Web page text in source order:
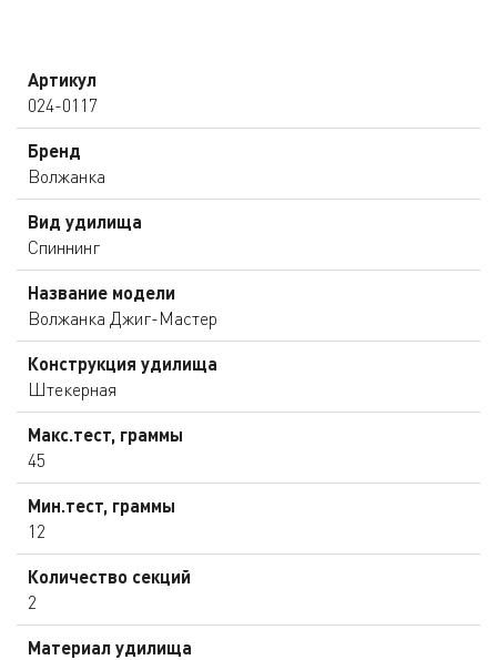
Артикул
024-0117
Бренд
Волжанка
Вид удилища
Спиннинг
Название модели
Волжанка Джиг-Мастер
Конструкция удилища
Штекерная
Макс.тест, граммы
45
Мин.тест, граммы
12
Количество секций
2
Материал удилища